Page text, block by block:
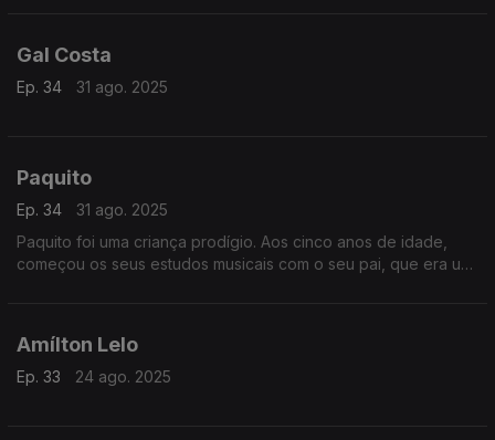
Gal Costa
Ep. 34 31 ago. 2025
Paquito
Ep. 34
31 ago. 2025
Paquito foi uma criança prodígio. Aos cinco anos de idade,
começou os seus estudos musicais com o seu pai, que era um
Amílton Lelo
Ep. 33 24 ago. 2025